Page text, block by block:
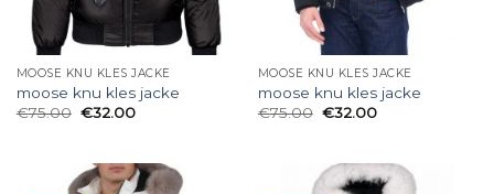
MOOSE KNU KLES JACKE
moose knu kles jacke
€75.00 €32.00
MOOSE KNU KLES JACKE
moose knu kles jacke
€75.00 €32.00